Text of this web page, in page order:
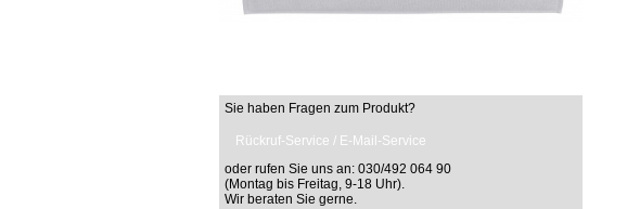
Sie haben Fragen zum Produkt?
Rückruf-Service / E-Mail-Service
oder rufen Sie uns an: 030/492 064 90
(Montag bis Freitag, 9-18 Uhr).
Wir beraten Sie gerne.